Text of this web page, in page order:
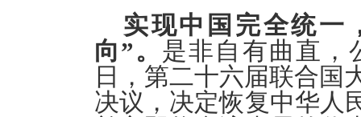
实现中国完全统一
向”。 是非自有曲直，
日，第二十六届联合国
决议，决定恢复中华人